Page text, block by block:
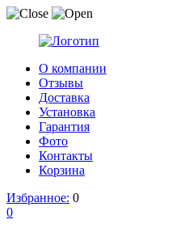
О компании
Отзывы
Доставка
Установка
Гарантия
Фото
Контакты
Корзина
Избранное: 0
0